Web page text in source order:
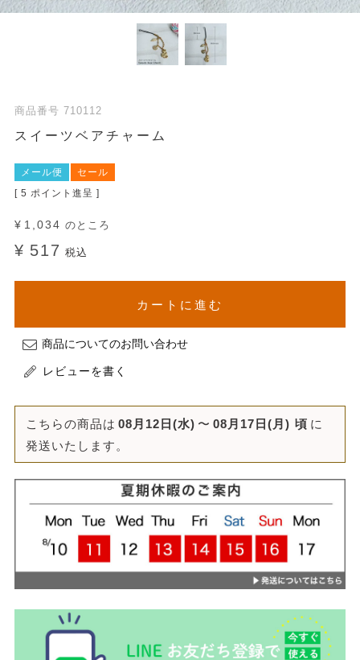
商品番号 710112
スイーツベアチャーム
メール便
セール
[ 5 ポイント進呈 ]
¥ 1,034 のところ
¥ 517 税込
カートに進む
商品についてのお問い合わせ
レビューを書く
こちらの商品は 08月12日(水) 〜 08月17日(月) 頃 に
発送いたします。